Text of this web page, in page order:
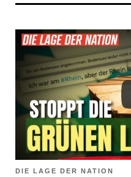
DIE LAGE DER NATION